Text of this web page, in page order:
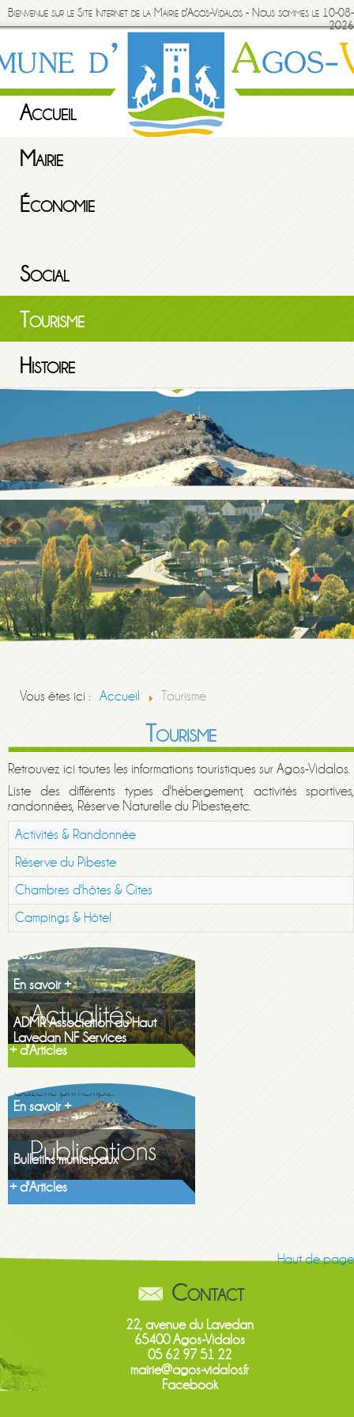
Bienvenue sur le Site Internet de la Mairie d'Agos-Vidalos - Nous sommes le 10-08-
2026
Accueil
Mairie
Économie
Social
Tourisme
Histoire
Vous êtes ici : Accueil Tourisme
Tourisme
Retrouvez ici toutes les informations touristiques sur Agos-Vidalos.
Liste des différents types d'hébergement, activités sportives,
randonnées, Réserve Naturelle du Pibeste,etc.
Activités & Randonnée
Réserve du Pibeste
Chambres d'hôtes & Gîtes
Campings & Hôtel
Maison de la famille itinerante
2026
En savoir +
ADMR Association du Haut
Lavedan NF Services
En savoir +
+ d'Articles
Gazette printemps 2026
Gazette printemps...
En savoir +
Bulletins municipaux
Découvrez les...
En savoir +
+ d'Articles
Haut de page
Contact
22, avenue du Lavedan
65400 Agos-Vidalos
05 62 97 51 22
mairie@agos-vidalos.fr
Facebook